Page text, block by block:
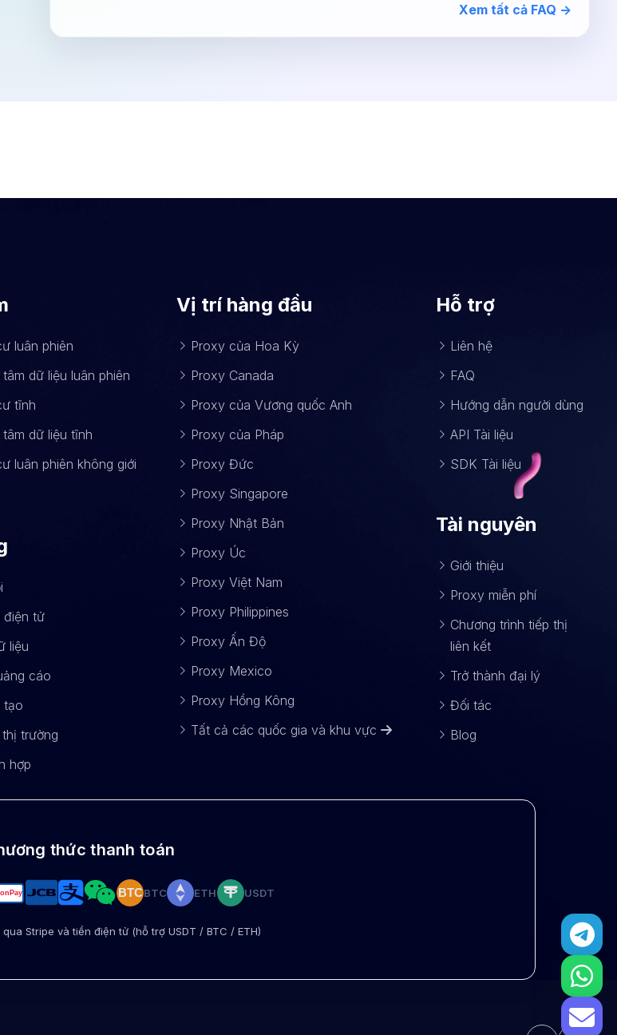
Xem tất cả FAQ ->
luân phiên
dữ liệu luân phiên
tĩnh
dữ liệu tĩnh
luân phiên không giới
điện tử
liệu
cáo
tạo
trường
hợp
Vị trí hàng đầu
Proxy của Hoa Kỳ
Proxy Canada
Proxy của Vương quốc Anh
Proxy của Pháp
Proxy Đức
Proxy Singapore
Proxy Nhật Bản
Proxy Úc
Proxy Việt Nam
Proxy Philippines
Proxy Ấn Độ
Proxy Mexico
Proxy Hồng Kông
Tất cả các quốc gia và khu vực
Hỗ trợ
Liên hệ
FAQ
Hướng dẫn người dùng
API Tài liệu
SDK Tài liệu
Tài nguyên
Giới thiệu
Proxy miễn phí
Chương trình tiếp thị
liên kết
Trở thành đại lý
Đối tác
Blog
thức thanh toán
BTCBTC ETH USDT
Stripe và tiền điện tử (hỗ trợ USDT / BTC / ETH)